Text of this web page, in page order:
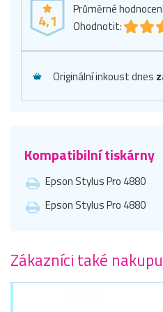
4,1
Průměrné
Ohodnotit:
Originální inkoust dnes
Kompatibilní tiskárny
Epson Stylus Pro 4880
Epson Stylus Pro 4880
Zákazníci také